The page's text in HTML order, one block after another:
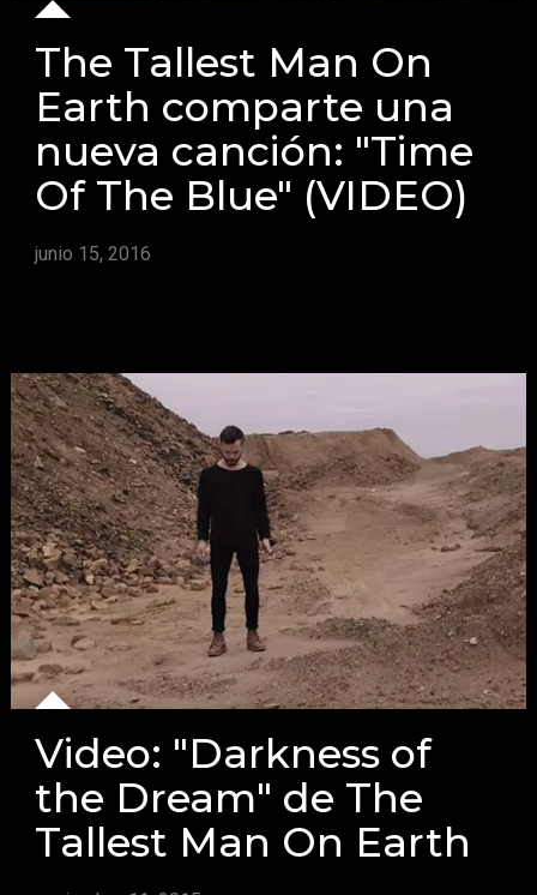
The Tallest Man On
Earth comparte una
nueva canción: "Time
Of The Blue" (VIDEO)
junio 15, 2016
Video: "Darkness of
the Dream" de The
Tallest Man On Earth